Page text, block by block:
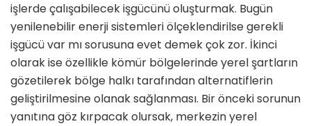
işlerde çalışabilecek işgücünü oluşturmak. Bugün
yenilenebilir enerji sistemleri ölçeklendirilse gerekli
işgücü var mı sorusuna evet demek çok zor. İkinci
olarak ise özellikle kömür bölgelerinde yerel şartların
gözetilerek bölge halkı tarafından alternatiflerin
geliştirilmesine olanak sağlanması. Bir önceki sorunun
yanıtına göz kırpacak olursak, merkezin yerel